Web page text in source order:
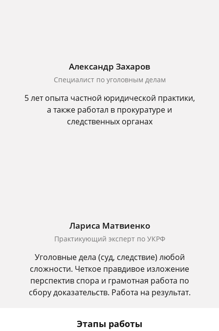
Александр Захаров
Специалист по уголовным делам
5 лет опыта частной юридической практики,
а также работал в прокуратуре и
следственных органах
Лариса Матвиенко
Практикующий эксперт по УКРФ
Уголовные дела (суд, следствие) любой
сложности. Четкое правдивое изложение
перспектив спора и грамотная работа по
сбору доказательств. Работа на результат.
Этапы работы